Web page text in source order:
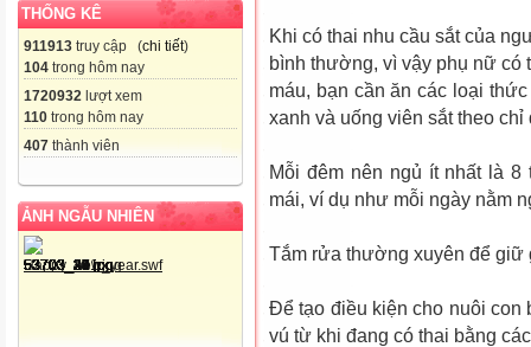
THỐNG KÊ
911913 truy cập (chi tiết)
104 trong hôm nay
1720932 lượt xem
110 trong hôm nay
407 thành viên
ẢNH NGẪU NHIÊN
Khi có thai nhu cầu sắt của
bình thường, vì vậy phụ nữ có
máu, bạn cần ăn các loại
xanh và uống viên sắt theo
Mỗi đêm nên ngủ ít nhất là
mái, ví dụ như mỗi ngày nằm
Tắm rửa thường xuyên để giữ
Ðể tạo điều kiện cho nuôi con
vú từ khi đang có thai bằng